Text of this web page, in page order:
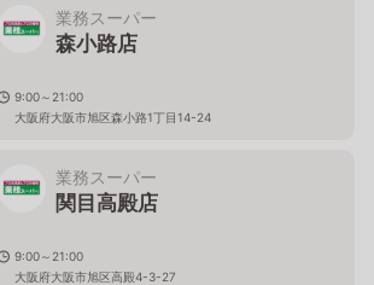
業務スーパー
森小路店
9:00～21:00
大阪府大阪市旭区森小路1丁目14-24
業務スーパー
関目高殿店
9:00～21:00
大阪府大阪市旭区高殿4-3-27